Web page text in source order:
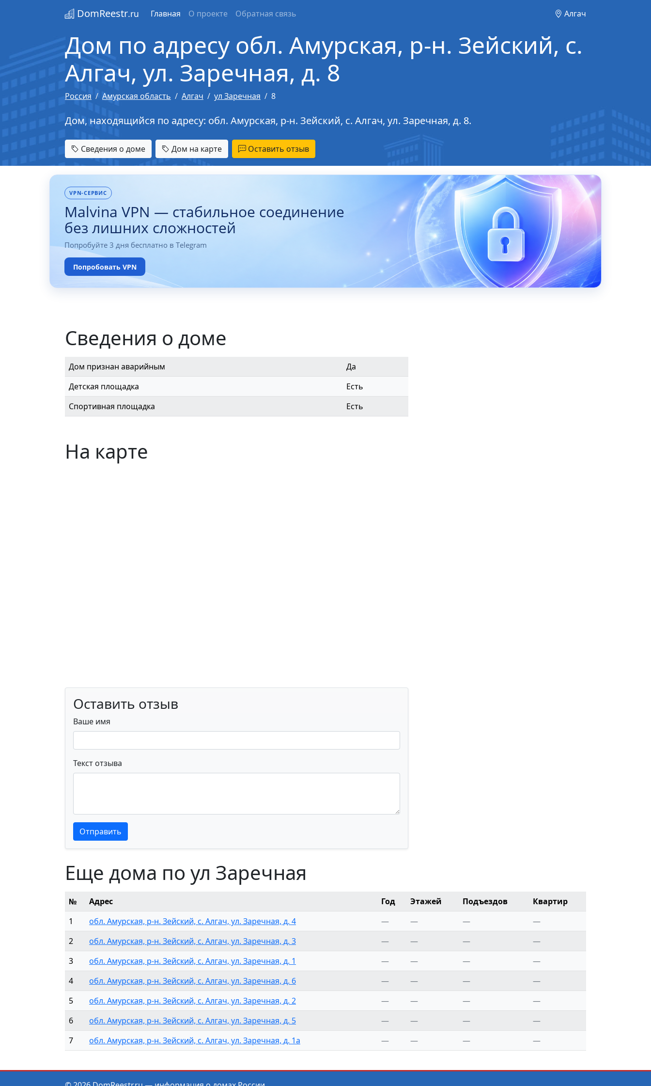
DomReestr.ru Главная О проекте Обратная связь Алгач
Дом по адресу обл. Амурская, р-н. Зейский, с.
Алгач, ул. Заречная, д. 8
Россия Амурская область Алгач ул Заречная 8
Дом, находящийся по адресу: обл. Амурская, р-н. Зейский, с. Алгач, ул. Заречная, д. 8.
Сведения о доме Дом на карте Оставить отзыв
VPN-СЕРВИС
Malvina VPN — стабильное соединение
без лишних сложностей
Попробуйте 3 дня бесплатно в Telegram
Попробовать VPN
Сведения о доме
Дом признан аварийным
Да
Детская площадка
Есть
Спортивная площадка
Есть
На карте
Оставить отзыв
Ваше имя
Текст отзыва
Текст отзыва
Текст отзыва
Отправить
Еще дома по ул Заречная
№ Адрес Год Этажей Подъездов
Квартир
1
обл. Амурская, р-н. Зейский, с. Алгач, ул. Заречная, д. 4 — — —
—
2
обл. Амурская, р-н. Зейский, с. Алгач, ул. Заречная, д. 3 — — —
—
3
обл. Амурская, р-н. Зейский, с. Алгач, ул. Заречная, д. 1 — — —
—
4
обл. Амурская, р-н. Зейский, с. Алгач, ул. Заречная, д. 6 — — —
—
5
обл. Амурская, р-н. Зейский, с. Алгач, ул. Заречная, д. 2 — — —
—
6
обл. Амурская, р-н. Зейский, с. Алгач, ул. Заречная, д. 5 — — —
—
7
обл. Амурская, р-н. Зейский, с. Алгач, ул. Заречная, д. 1а — — — —